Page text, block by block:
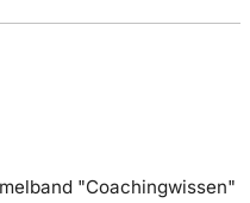
"Coachingwissen"